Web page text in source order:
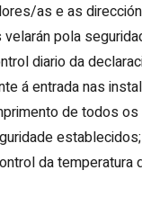
as e as
pola
diario da
á entrada nas
de todos
da temperatura